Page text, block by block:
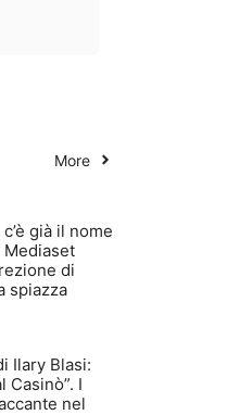
More
già il nome
di
spiazza
Ilary Blasi:
Casinò”. I
nel